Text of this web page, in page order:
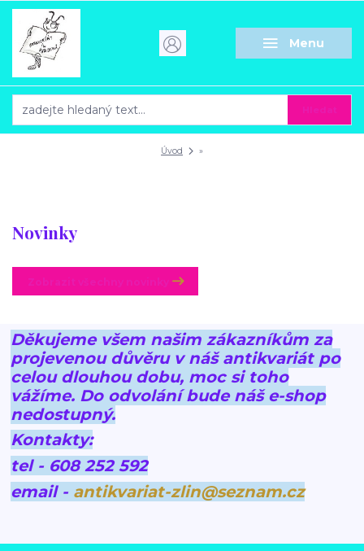
Menu
Úvod »
Novinky
Děkujeme všem našim zákazníkům za
projevenou důvěru v náš antikvariát po
celou dlouhou dobu, moc si toho
vážíme. Do odvolání bude náš e-shop
nedostupný.
Kontakty:
tel - 608 252 592
email - antikvariat-zlin@seznam.cz